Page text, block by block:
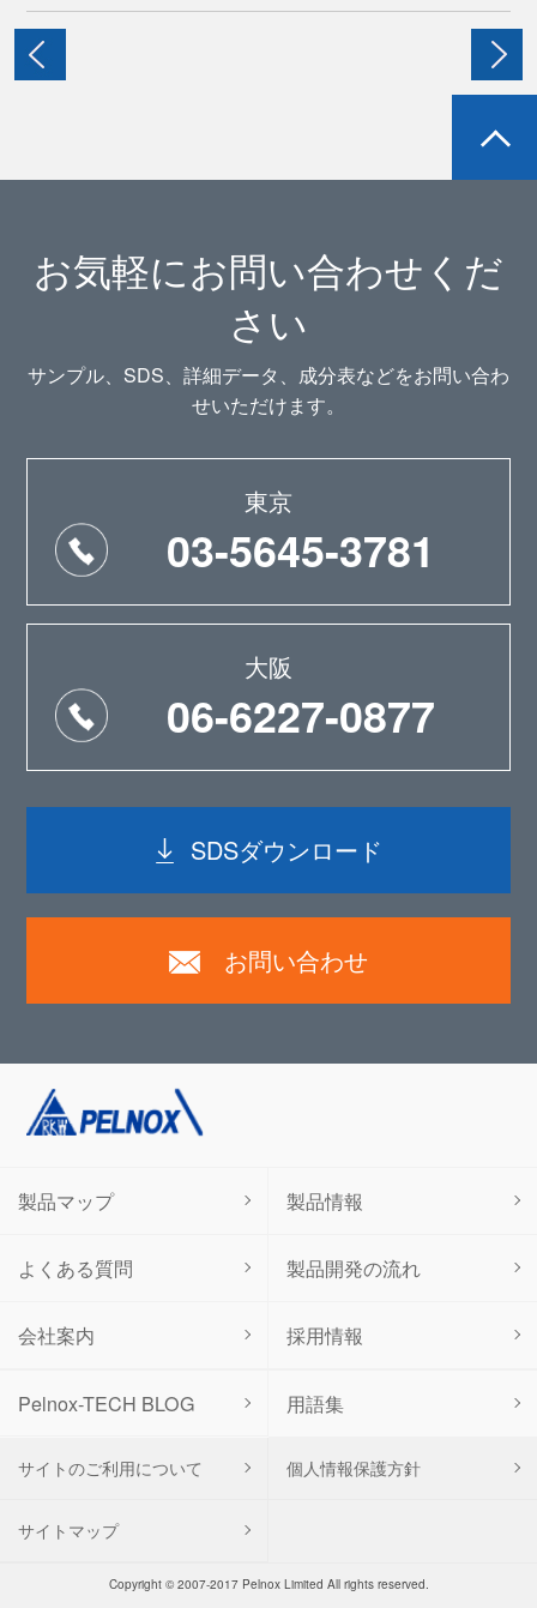
お気軽にお問い合わせくだ
さい
サンプル、SDS、詳細データ、成分表などをお問い合わ
せいただけます。
東京
03-5645-3781
大阪
06-6227-0877
SDSダウンロード
お問い合わせ
Pelnox-TECH BLOG 用語集
製品マップ 製品情報
よくある質問 製品開発の流れ
会社案内 採用情報
サイトのご利用について 個人情報保護方針
サイトマップ
Copyright © 2007-2017 Pelnox Limited All rights reserved.